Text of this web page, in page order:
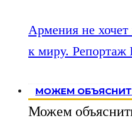
Армения не
к миру.
МОЖЕМ
Можем